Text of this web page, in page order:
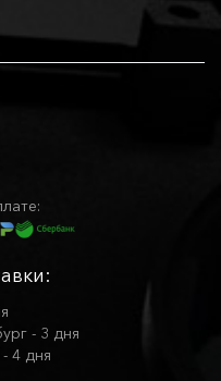
- 3 дня
4 дня